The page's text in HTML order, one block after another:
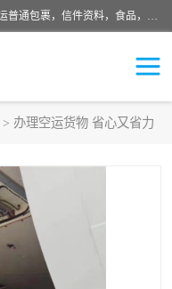
武汉本泰航空服务有限公司，专业服务航空托运普通包裹，信件资料，食品，服装，快消品等运输的专线空运，完善的网络服务确保为客户提供准确、*、安全的“门对门”服务，本着“诚信为本、精诚合作”的服务宗旨.“以安全运输为保障，以运价合理要求市场”的经营理念。武汉机场货运、武汉航空物流、武汉空运、武汉天河国际机场东方、南方、国际航空、机场空运业务覆盖国内二三线机场城市，如：武汉-敦煌、武汉-柳州等
> 办理空运货物 省心又省力